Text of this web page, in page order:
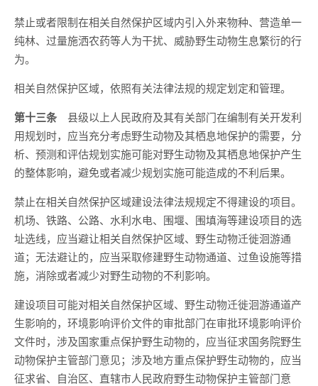
禁止或者限制在相关自然保护区域内引入外来物种、营造单一
纯林、过量施洒农药等人为干扰、威胁野生动物生息繁衍的行
为。
相关自然保护区域，依照有关法律法规的规定划定和管理。
第十三条 县级以上人民政府及其有关部门在编制有关开发利
用规划时，应当充分考虑野生动物及其栖息地保护的需要，分
析、预测和评估规划实施可能对野生动物及其栖息地保护产生
的整体影响，避免或者减少规划实施可能造成的不利后果。
禁止在相关自然保护区域建设法律法规规定不得建设的项目。
机场、铁路、公路、水利水电、围堰、围填海等建设项目的选
址选线，应当避让相关自然保护区域、野生动物迁徙洄游通
道；无法避让的，应当采取修建野生动物通道、过鱼设施等措
施，消除或者减少对野生动物的不利影响。
建设项目可能对相关自然保护区域、野生动物迁徙洄游通道产
生影响的，环境影响评价文件的审批部门在审批环境影响评价
文件时，涉及国家重点保护野生动物的，应当征求国务院野生
动物保护主管部门意见；涉及地方重点保护野生动物的，应当
征求省、自治区、直辖市人民政府野生动物保护主管部门意